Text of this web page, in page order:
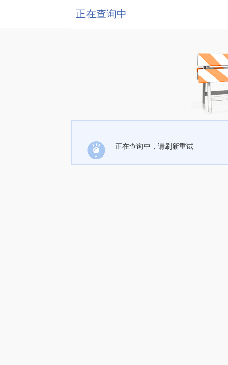
正在查询中
正在查询中，请刷新重试